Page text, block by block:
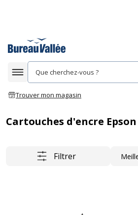
Afficher la navigation
Trouver mon magasin
Cartouches d'encre Epson
Filtrer Trier